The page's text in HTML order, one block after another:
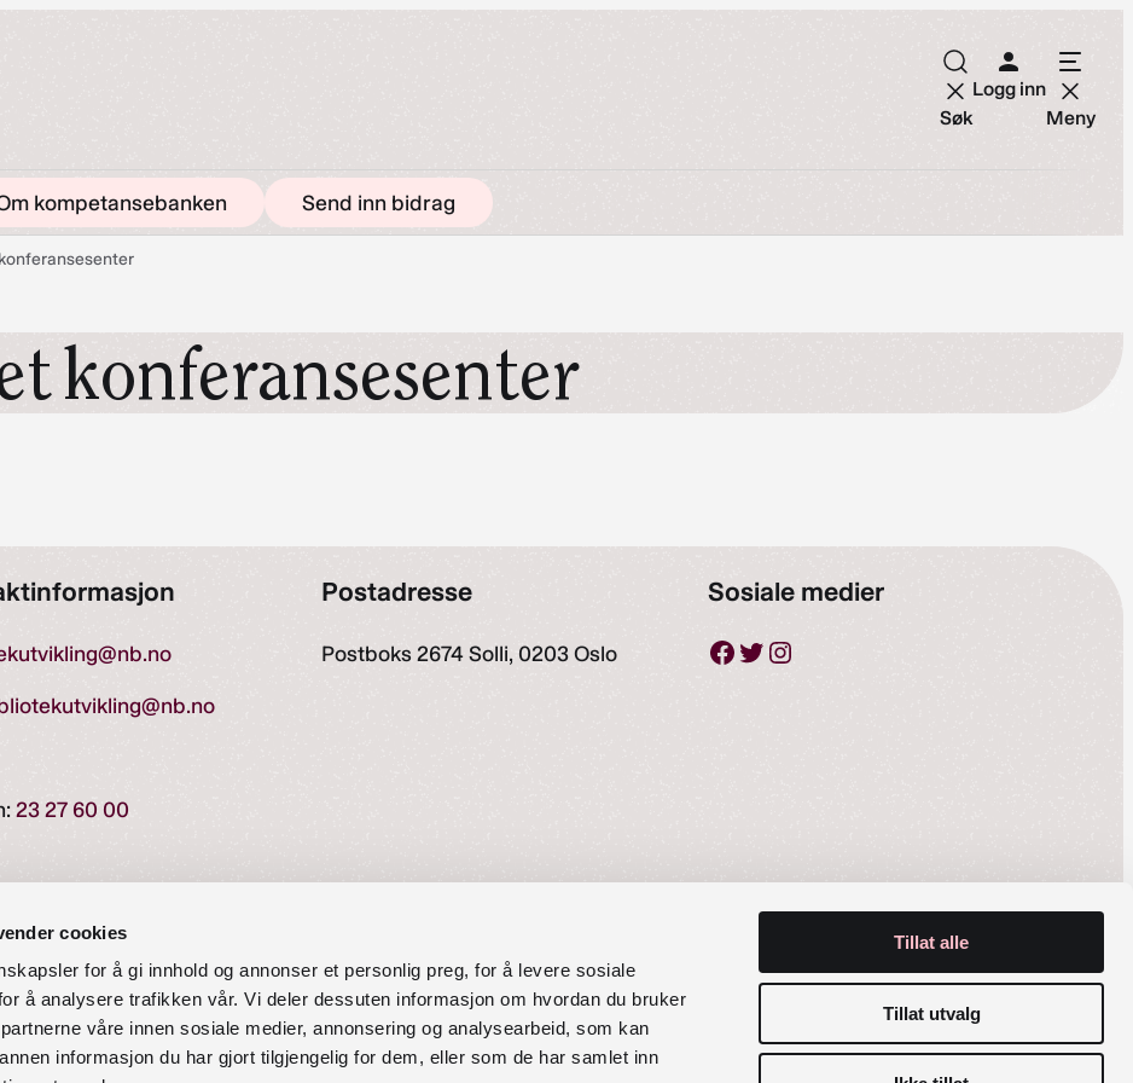
cookies
for å gi innhold og annonser et personlig preg, for å levere sosiale
å analysere trafikken vår. Vi deler dessuten informasjon om hvordan du bruker
våre innen sosiale medier, annonsering og analysearbeid, som kan
informasjon du har gjort tilgjengelig for dem, eller som de har samlet inn
Tillat alle
Tillat utvalg
Søk
Logg inn
Meny
kompetansebanken Send inn bidrag
konferansesenter
23 27 60 00
Postadresse
Postboks 2674 Solli, 0203 Oslo
Sosiale medier
Facebook Twitter Instagram
redaktør: Åse Wetås Organisasjonsnummer: 976 029 100 Personvernerklæring